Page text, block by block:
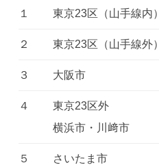
１ 東京23区（山手線内）
２ 東京23区（山手線外）
３ 大阪市
４
東京23区外
横浜市・川﨑市
５
さいたま市